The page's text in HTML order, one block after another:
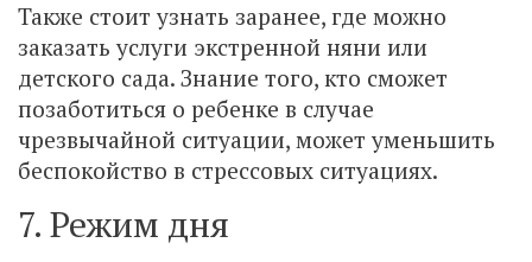
Также стоит узнать заранее, где можно
заказать услуги экстренной няни или
детского сада. Знание того, кто сможет
позаботиться о ребенке в случае
чрезвычайной ситуации, может уменьшить
беспокойство в стрессовых ситуациях.
7. Режим дня